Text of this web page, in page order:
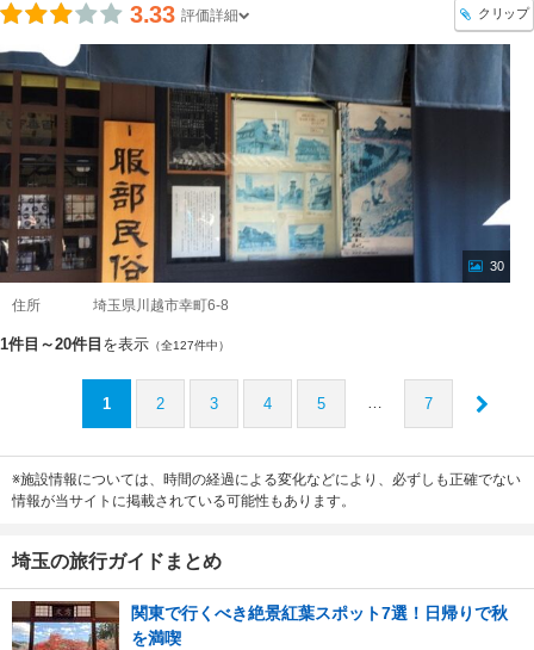
3.33 評価詳細 クリップ
30
住所 埼玉県川越市幸町6-8
1件目～20件目 を表示 （全127件中）
1 2 3 4 5 … 7
※施設情報については、時間の経過による変化などにより、必ずしも正確でない
情報が当サイトに掲載されている可能性もあります。
埼玉の旅行ガイドまとめ
関東で行くべき絶景紅葉スポット7選！日帰りで秋
を満喫